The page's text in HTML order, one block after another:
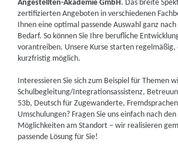
Angestellten-Akademie GmbH. Das breite
zertifizierten Angeboten in verschiedenen
Ihnen eine optimal passende Auswahl ganz
Bedarf. So können Sie Ihre berufliche
vorantreiben. Unsere Kurse starten regelmäßig,
kurzfristig möglich.
Interessieren Sie sich zum Beispiel für Themen
Schulbegleitung/Integrationsassistenz,
53b, Deutsch für Zugewanderte,
Umschulungen? Fragen Sie uns einfach nach
Möglichkeiten am Standort – wir realisieren
passende Lösung für Sie!